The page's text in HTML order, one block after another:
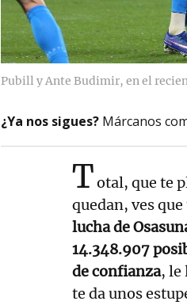
Pubill y Ante Budimir, en el
¿Ya nos sigues? Márcanos
Total, que te
quedan, ves que
lucha de
14.348.907
de confianza, le
te da unos